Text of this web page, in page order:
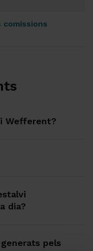
Wefferent?
dia?
pels